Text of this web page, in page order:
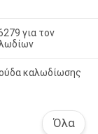
για τον
καλωδίωσης
Όλα